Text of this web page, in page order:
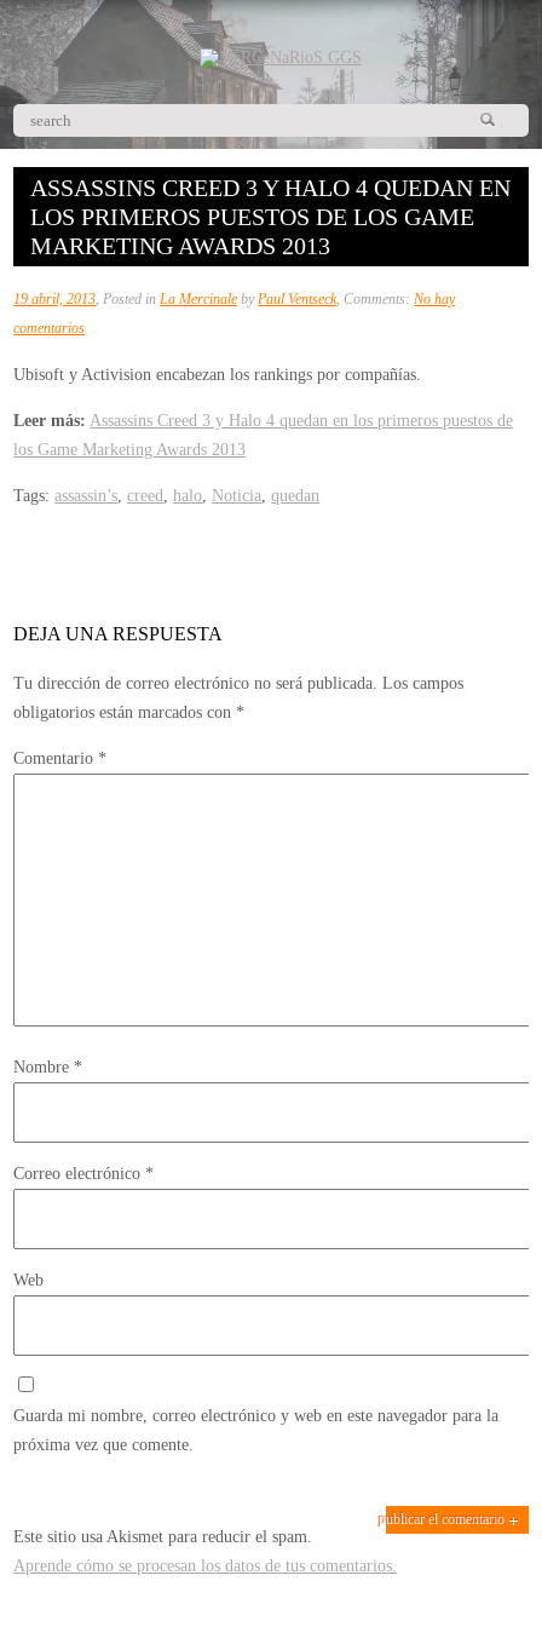
ASSASSINS CREED 3 Y HALO 4 QUEDAN EN
LOS PRIMEROS PUESTOS DE LOS GAME
MARKETING AWARDS 2013
19 abril, 2013, Posted inLa Mercinale byPaul Ventseck, Comments:No hay
comentariosen
Creed
3
y
4
de
Marketing
Ubisoft y Activision encabezan los rankings por compañías.
Leer más: Assassins Creed 3 y Halo 4 quedan en los primeros puestos de
los Game Marketing Awards 2013
Tags:assassin’s,creed,halo, Noticia,quedan
DEJA UNA RESPUESTA
Tu dirección de correo electrónico no será publicada. Los campos
obligatorios están marcados con *
Comentario *
Nombre *
Correo electrónico *
Web
Guarda mi nombre, correo electrónico y web en este navegador para la
próxima vez que comente.
Este sitio usa Akismet para reducir el spam.
Aprende cómo se procesan los datos de tus comentarios.